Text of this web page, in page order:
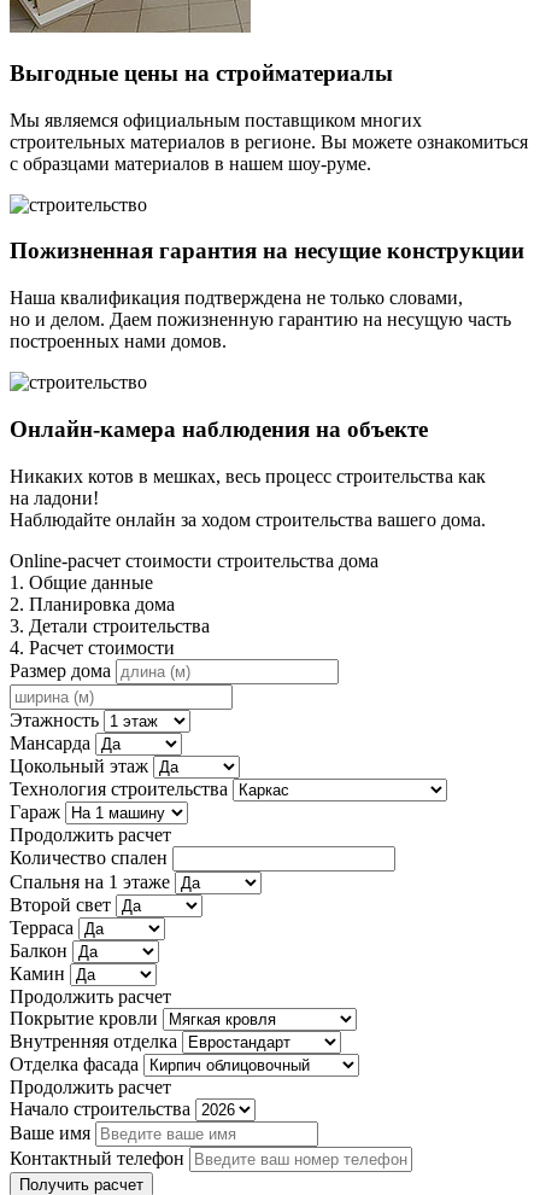
Выгодные цены на стройматериалы
Мы являемся официальным поставщиком многих
строительных материалов в регионе. Вы можете ознакомиться
с образцами материалов в нашем шоу-руме.
Пожизненная гарантия на несущие конструкции
Наша квалификация подтверждена не только словами,
но и делом. Даем пожизненную гарантию на несущую часть
построенных нами домов.
Онлайн-камера наблюдения на объекте
Никаких котов в мешках, весь процесс строительства как
на ладони!
Наблюдайте онлайн за ходом строительства вашего дома.
Online-расчет стоимости строительства дома
1. Общие данные
2. Планировка дома
3. Детали строительства
4. Расчет стоимости
Размер дома
Этажность
Мансарда
Цокольный этаж
Технология строительства
Гараж
Продолжить расчет
Количество спален
Спальня на 1 этаже
Второй свет
Терраса
Балкон
Камин
Продолжить расчет
Покрытие кровли
Внутренняя отделка
Отделка фасада
Продолжить расчет
Начало строительства
Ваше имя
Контактный телефон